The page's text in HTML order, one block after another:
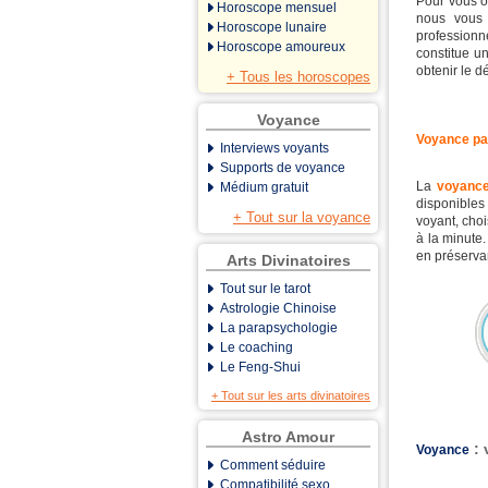
Horoscope mensuel
Horoscope lunaire
Horoscope amoureux
+ Tous les horoscopes
Voyance
Interviews voyants
Supports de voyance
Médium gratuit
+ Tout sur la voyance
Arts Divinatoires
Tout sur le tarot
Astrologie Chinoise
La parapsychologie
Le coaching
Le Feng-Shui
+ Tout sur les arts divinatoires
Astro Amour
Comment séduire
Compatibilité sexo
nous
constitue
obtenir le
Voyance
La
voyant,
à la
en
Voyance :